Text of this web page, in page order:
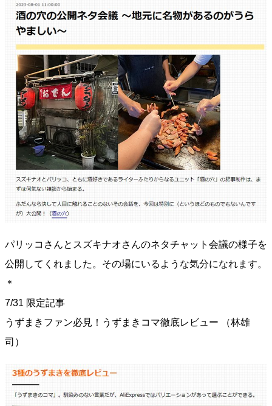
パリッコさんとスズキナオさんのネタチャット会議の様子を
公開してくれました。その場にいるような気分になれます。
＊
7/31 限定記事
うずまきファン必見！うずまきコマ徹底レビュー​ （林雄
司）